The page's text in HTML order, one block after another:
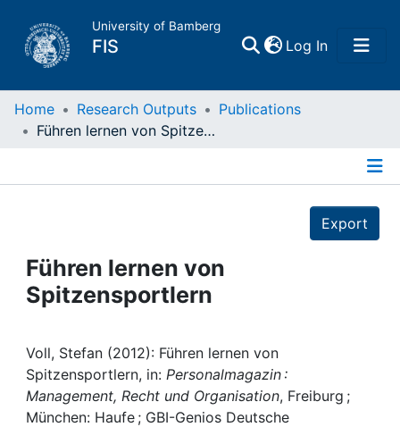
University of Bamberg
FIS Log In(current)
Home
Projects
People
Institutions
Awards
Home Research Outputs
Publications
Führen lernen von Spitzensportlern
Export
Führen lernen von
Spitzensportlern
Voll, Stefan (2012): Führen lernen von
Spitzensportlern, in: Personalmagazin :
Management, Recht und Organisation, Freiburg ;
München: Haufe ; GBI-Genios Deutsche